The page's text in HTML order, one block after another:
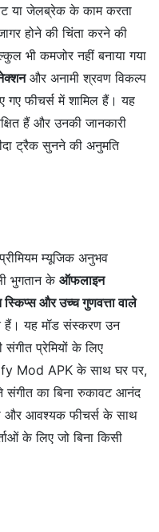
या जेलब्रेक के काम करता
होने की चिंता करने की
भी कमजोर नहीं बनाया गया
और अनामी श्रवण विकल्प
फीचर्स में शामिल हैं। यह
हैं और उनकी जानकारी
ट्रैक सुनने की अनुमति
म्यूजिक अनुभव
भुगतान के ऑफलाइन
और उच्च गुणवत्ता वाले
यह मॉड संस्करण उन
संगीत प्रेमियों के लिए
Mod APK के साथ घर पर,
संगीत का बिना रुकावट आनंद
आवश्यक फीचर्स के साथ
के लिए जो बिना किसी